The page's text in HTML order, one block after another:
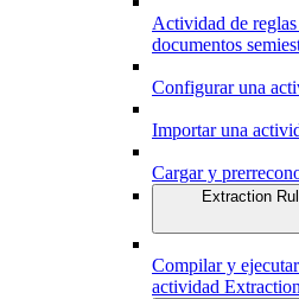
Actividad de
documentos
Configurar una
Importar una
Cargar y
Extraction
Compilar y
actividad